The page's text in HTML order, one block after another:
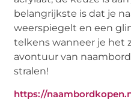
belangrijkste is dat je
weerspiegelt en een
telkens wanneer je het
avontuur van
stralen!
https://